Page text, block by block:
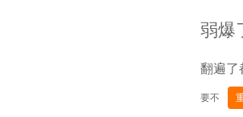
弱爆
翻遍了
要不